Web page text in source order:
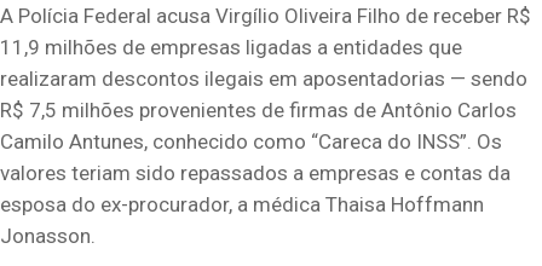
A Polícia Federal acusa Virgílio Oliveira Filho de receber R$
11,9 milhões de empresas ligadas a entidades que
realizaram descontos ilegais em aposentadorias — sendo
R$ 7,5 milhões provenientes de firmas de Antônio Carlos
Camilo Antunes, conhecido como “Careca do INSS”. Os
valores teriam sido repassados a empresas e contas da
esposa do ex-procurador, a médica Thaisa Hoffmann
Jonasson.